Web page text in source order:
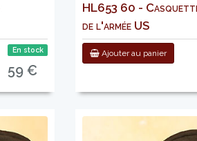
En stock
59 €
HL653 60 -
de l'armée US
Ajouter au panier